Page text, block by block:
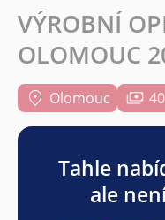
VÝROBNÍ
OLOMOUC
Olomouc
Tahle
ale